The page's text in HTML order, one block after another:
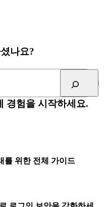
나요?
경험을 시작하세요.
를 위한 전체 가이드